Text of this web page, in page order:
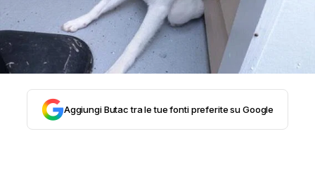
STORIA E CITAZIONI
INTRATTENIMENTO
COMPLOTTI, LEGGENDE URBANE ED
Aggiungi Butac tra le tue fonti preferite su Google